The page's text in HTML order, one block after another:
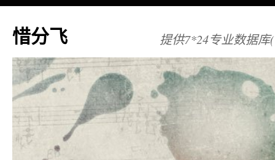
惜分飞 提供7*24专业数据库